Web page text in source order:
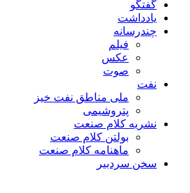
گفتگو
یادداشت
چندرسانه
فیلم
عکس
صوت
نفت
ملی مناطق نفت خیز
پتروشیمی
نشریه کلام صنعت
بولتن کلام صنعت
ماهنامه کلام صنعت
سخن سردبیر